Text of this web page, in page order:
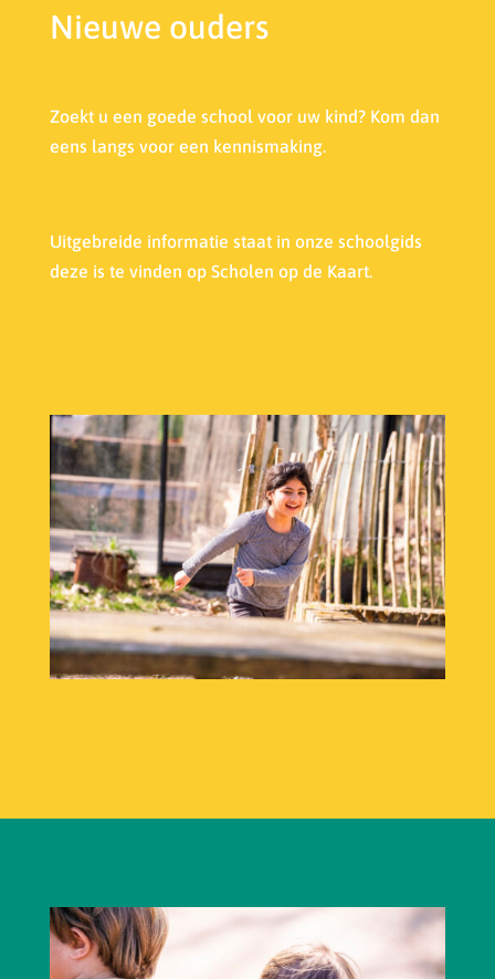
Nieuwe ouders
Zoekt u een goede school voor uw kind? Kom dan
eens langs voor een kennismaking.
Uitgebreide informatie staat in onze schoolgids
deze is te vinden op Scholen op de Kaart.